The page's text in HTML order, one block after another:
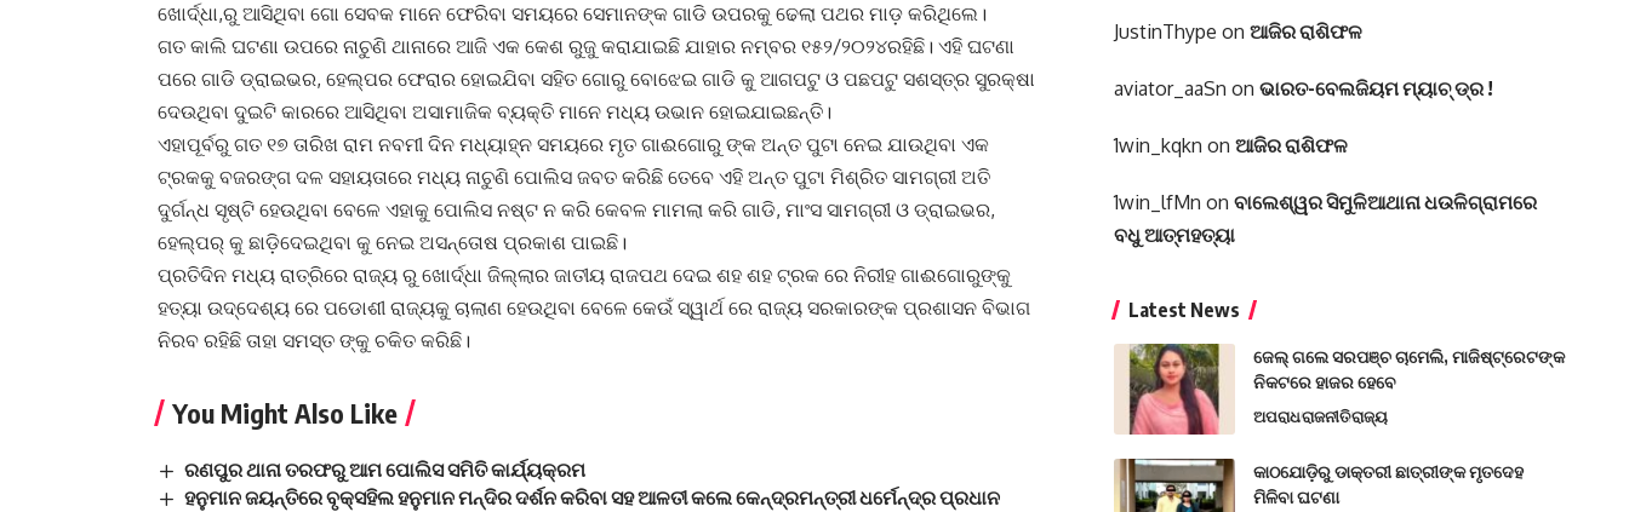
ଖୋର୍ଦ୍ଧା,ରୁ ଆସିଥିବା ଗୋ ସେବକ ମାନେ ଫେରିବା ସମୟରେ ସେମାନଙ୍କ ଗାଡି ଉପରକୁ ଢେଲା ପଥର ମାଡ଼ କରିଥିଲେ।
ଗତ କାଲି ଘଟଣା ଉପରେ ନାଚୁଣି ଥାନାରେ ଆଜି ଏକ କେଶ ରୁଜୁ କରାଯାଇଛି ଯାହାର ନମ୍ବର ୧୫୨/୨୦୨୪ରହିଛି। ଏହି ଘଟଣା
ପରେ ଗାଡି ଡ୍ରାଇଭର, ହେଲ୍ପର ଫେରାର ହୋଇଯିବା ସହିତ ଗୋରୁ ବୋଝେଇ ଗାଡି କୁ ଆଗପଟୁ ଓ ପଛପଟୁ ସଶସ୍ତ୍ର ସୁରକ୍ଷା
ଦେଉଥିବା ଦୁଇଟି କାରରେ ଆସିଥିବା ଅସାମାଜିକ ବ୍ୟକ୍ତି ମାନେ ମଧ୍ୟ ଉଭାନ ହୋଇଯାଇଛନ୍ତି।
ଏହାପୂର୍ବରୁ ଗତ ୧୭ ତାରିଖ ରାମ ନବମୀ ଦିନ ମଧ୍ୟାହ୍ନ ସମୟରେ ମୃତ ଗାଈଗୋରୁ ଙ୍କ ଅନ୍ତ ପୁଟା ନେଇ ଯାଉଥିବା ଏକ
ଟ୍ରକକୁ ବଜରଙ୍ଗ ଦଳ ସହାୟତାରେ ମଧ୍ୟ ନାଚୁଣି ପୋଲିସ ଜବତ କରିଛି ତେବେ ଏହି ଅନ୍ତ ପୁଟା ମିଶ୍ରିତ ସାମଗ୍ରୀ ଅତି
ଦୁର୍ଗନ୍ଧ ସୃଷ୍ଟି ହେଉଥିବା ବେଳେ ଏହାକୁ ପୋଲିସ ନଷ୍ଟ ନ କରି କେବଳ ମାମଲା କରି ଗାଡି, ମାଂସ ସାମଗ୍ରୀ ଓ ଡ୍ରାଇଭର,
ହେଲ୍ପର୍ କୁ ଛାଡ଼ିଦେଇଥିବା କୁ ନେଇ ଅସନ୍ତୋଷ ପ୍ରକାଶ ପାଇଛି।
ପ୍ରତିଦିନ ମଧ୍ୟ ରାତ୍ରିରେ ରାଜ୍ୟ ରୁ ଖୋର୍ଦ୍ଧା ଜିଲ୍ଲାର ଜାତୀୟ ରାଜପଥ ଦେଇ ଶହ ଶହ ଟ୍ରକ ରେ ନିରୀହ ଗାଈଗୋରୁଙ୍କୁ
ହତ୍ୟା ଉଦ୍ଦେଶ୍ୟ ରେ ପଡୋଶୀ ରାଜ୍ୟକୁ ଚାଲାଣ ହେଉଥିବା ବେଳେ କେଉଁ ସ୍ୱାର୍ଥ ରେ ରାଜ୍ୟ ସରକାରଙ୍କ ପ୍ରଶାସନ ବିଭାଗ
ନିରବ ରହିଛି ତାହା ସମସ୍ତ ଙ୍କୁ ଚକିତ କରିଛି।
You Might Also Like
ରଣପୁର ଥାନା ତରଫରୁ ଆମ ପୋଲିସ ସମିତି କାର୍ଯ୍ୟକ୍ରମ
ହନୁମାନ ଜୟନ୍ତିରେ ବୃକ୍ସହିଲ ହନୁମାନ ମନ୍ଦିର ଦର୍ଶନ କରିବା ସହ ଆଳତୀ କଲେ କେନ୍ଦ୍ରମନ୍ତ୍ରୀ ଧର୍ମେନ୍ଦ୍ର ପ୍ରଧାନ
JustinThype on ଆଜିର ରାଶିଫଳ
aviator_aaSn on ଭାରତ-ବେଲଜିୟମ ମ୍ୟାଚ୍ ଡ୍ର !
1win_kqkn on ଆଜିର ରାଶିଫଳ
1win_lfMn on ବାଲେଶ୍ୱର ସିମୁଳିଆଥାନା ଧଉଳିଗ୍ରାମରେ
ବଧୁ ଆତ୍ମହତ୍ୟା
Latest News
ଜେଲ୍ ଗଲେ ସରପଞ୍ଚ ଚାମେଲି, ମାଜିଷ୍ଟ୍ରେଟଙ୍କ
ନିକଟରେ ହାଜର ହେବେ
ଅପରାଧରାଜନୀତିରାଜ୍ୟ
କାଠଯୋଡ଼ିରୁ ଡାକ୍ତରୀ ଛାତ୍ରୀଙ୍କ ମୃତଦେହ
ମିଳିବା ଘଟଣା